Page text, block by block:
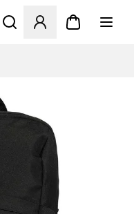
Öffnet ein neues Fenster